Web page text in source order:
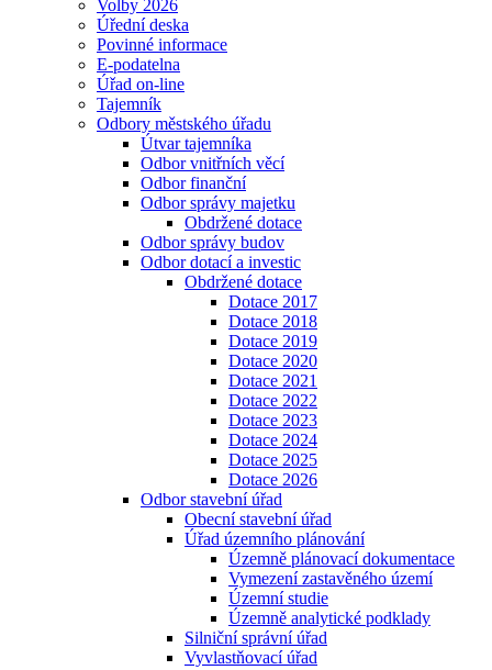
Volby 2026
Úřední deska
Povinné informace
E-podatelna
Úřad on-line
Tajemník
Odbory městského úřadu
Útvar tajemníka
Odbor vnitřních věcí
Odbor finanční
Odbor správy majetku
Obdržené dotace
Odbor správy budov
Odbor dotací a investic
Obdržené dotace
Dotace 2017
Dotace 2018
Dotace 2019
Dotace 2020
Dotace 2021
Dotace 2022
Dotace 2023
Dotace 2024
Dotace 2025
Dotace 2026
Odbor stavební úřad
Obecní stavební úřad
Úřad územního plánování
Územně plánovací dokumentace
Vymezení zastavěného území
Územní studie
Územně analytické podklady
Silniční správní úřad
Vyvlastňovací úřad